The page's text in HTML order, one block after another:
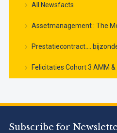
All Newsfacts
Assetmanagement : The
Prestatiecontract….
Felicitaties Cohort 3 AMM &
Subscribe for